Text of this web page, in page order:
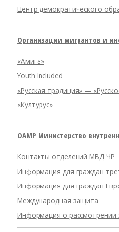
Центр демократического
Организации мигрантов и
«Амига»
Youth Included
«Русская традиция» —
«Културус»
OAMP Министерство
Контакты отделений МВД ЧР
Информация для граждан
Информация для граждан
Международная защита
Информация о рассмотрении